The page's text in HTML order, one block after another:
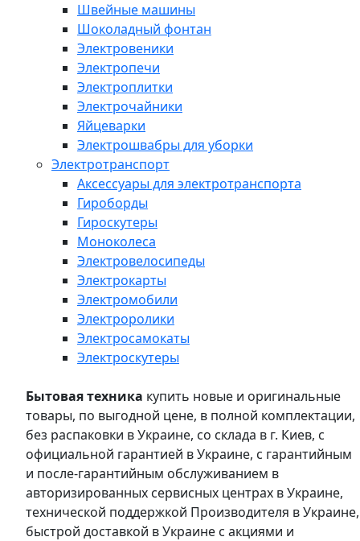
Швейные машины
Шоколадный фонтан
Электровеники
Электропечи
Электроплитки
Электрочайники
Яйцеварки
Электрошвабры для уборки
Электротранспорт
Аксессуары для электротранспорта
Гироборды
Гироскутеры
Моноколеса
Электровелосипеды
Электрокарты
Электромобили
Электроролики
Электросамокаты
Электроскутеры
Бытовая техника купить новые и оригинальные
товары, по выгодной цене, в полной комплектации,
без распаковки в Украине, со склада в г. Киев, с
официальной гарантией в Украине, с гарантийным
и после-гарантийным обслуживанием в
авторизированных сервисных центрах в Украине,
технической поддержкой Производителя в Украине,
быстрой доставкой в Украине с акциями и